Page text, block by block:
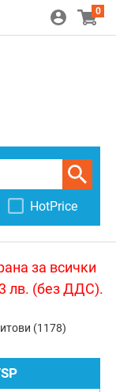
0
HotPrice
за всички
лв. (без ДДС).
(1178)